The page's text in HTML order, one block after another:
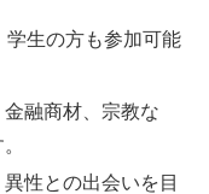
生の方も参加可能
融商材、宗教な
性との出会いを目